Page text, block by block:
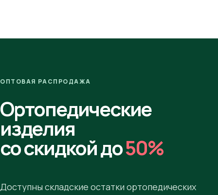
ОПТОВАЯ РАСПРОДАЖА
Ортопедические
изделия
со скидкой до50%
Доступны складские остатки ортопедических